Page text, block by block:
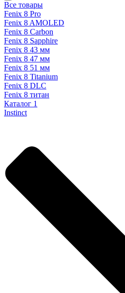
Все товары
Fenix 8 Pro
Fenix 8 AMOLED
Fenix 8 Carbon
Fenix 8 Sapphire
Fenix 8 43 мм
Fenix 8 47 мм
Fenix 8 51 мм
Fenix 8 Titanium
Fenix 8 DLC
Fenix 8 титан
Каталог 1
Instinct